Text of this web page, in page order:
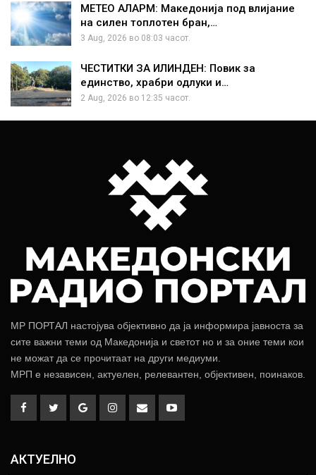
МЕТЕО АЛАРМ: Македонија под влијание
на силен топлотен бран,…
3 Aug, 2026 во 08:03 часот.
ЧЕСТИТКИ ЗА ИЛИНДЕН: Повик за
единство, храбри одлуки и…
2 Aug, 2026 во 12:35 часот.
МР ПОРТАЛ настојува објективно да ја информира јавноста за
сите важни теми од Македонија и светот но и за оние теми кои
не можат да се прочитаат на други медиуми.
МРП е независен, актуелен, релевантен, објективен, поинаков.
АКТУЕЛНО